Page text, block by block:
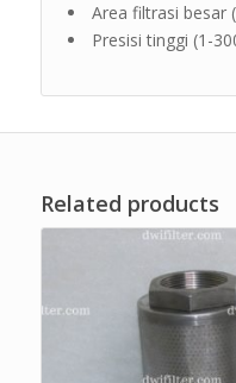
Area filtrasi besar
Presisi tinggi (1-
Related products